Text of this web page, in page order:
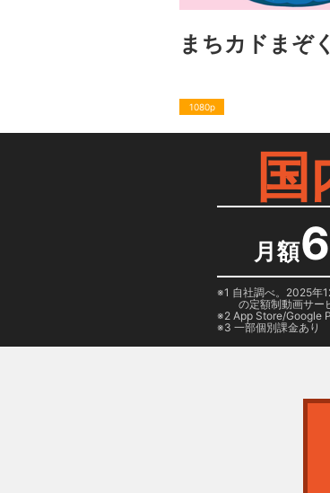
まちカドまぞく
1080p
月額
1 自社調べ。2025年
の定額制動画サー
2 App Store/Google
3 一部個別課金あり